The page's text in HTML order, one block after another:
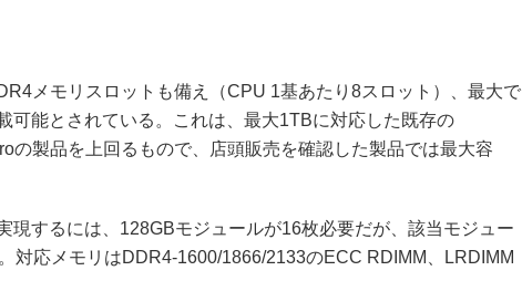
メモリスロットも備え（CPU 1基あたり8スロット）、最大で
可能とされている。これは、最大1TBに対応した既存の
の製品を上回るもので、店頭販売を確認した製品では最大容
するには、128GBモジュールが16枚必要だが、該当モジュー
対応メモリはDDR4-1600/1866/2133のECC RDIMM、LRDIMM